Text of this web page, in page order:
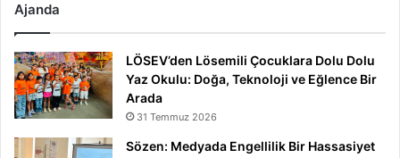
Ajanda
LÖSEV’den Lösemili Çocuklara Dolu Dolu
Yaz Okulu: Doğa, Teknoloji ve Eğlence Bir
Arada
31 Temmuz 2026
Sözen: Medyada Engellilik Bir Hassasiyet